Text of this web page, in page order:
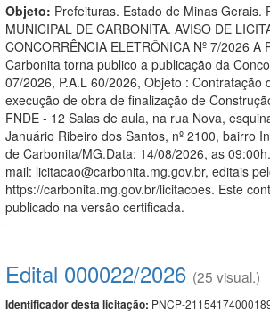
Objeto: Prefeituras. Estado de Minas Gerais.
MUNICIPAL DE CARBONITA. AVISO DE
CONCORRÊNCIA ELETRÔNICA Nº 7/2026 A
Carbonita torna publico a publicação da
07/2026, P.A.L 60/2026, Objeto : Contratação
execução de obra de finalização de
FNDE - 12 Salas de aula, na rua Nova,
Januário Ribeiro dos Santos, nº 2100, bairro
de Carbonita/MG.Data: 14/08/2026, as
mail: licitacao@carbonita.mg.gov.br, editais
https://carbonita.mg.gov.br/licitacoes. Este
publicado na versão certificada.
Edital 000022/2026 (25 visual.)
Identificador desta licitação: PNCP-